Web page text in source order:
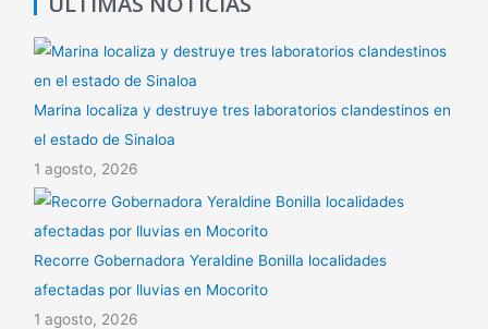
Marina localiza y destruye tres laboratorios clandestinos en
el estado de Sinaloa
1 agosto, 2026
Recorre Gobernadora Yeraldine Bonilla localidades
afectadas por lluvias en Mocorito
1 agosto, 2026